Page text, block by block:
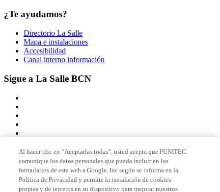
¿Te ayudamos?
Directorio La Salle
Mapa e instalaciones
Accesibilidad
Canal interno información
Sigue a La Salle BCN
Miembro de
Al hacer clic en “Aceptarlas todas”, usted acepta que FUNITEC
comunique los datos personales que pueda incluir en los
formularios de esta web a Google, Inc según se informa en la
Política de Privacidad y permite la instalación de cookies
propias y de terceros en su dispositivo para mejorar nuestros